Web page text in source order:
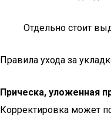
Отдельно стоит
Правила ухода за
Прическа, уложенная
Корректировка может